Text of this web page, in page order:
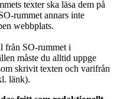
texter ska läsa dem på
rummet annars inte
webbplats.
från SO-rummet i
måste du alltid uppge
skrivit texten och varifrån
länk).